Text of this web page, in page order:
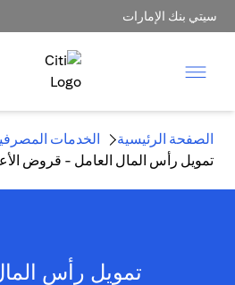
سيتي بنك الإمارات
الصفحة الرئيسية
الخدمات
تمويل رأس المال العامل - قروض
تمويل رأس